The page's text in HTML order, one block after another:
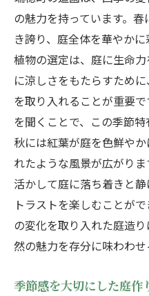
の魅力を持っています。
き誇り、庭全体を華やか
植物の選定は、庭に生命
に涼しさをもたらすため
を取り入れることが重要
を聞くことで、この季節特
秋には紅葉が庭を色鮮や
れたような風景が広がり
活かして庭に落ち着きと
トラストを楽しむことが
の変化を取り入れた庭造
然の魅力を存分に味わわせ
季節感を大切にした庭作